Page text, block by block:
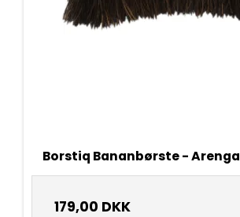
Borstiq Bananbørste - Arenga
179,00 DKK